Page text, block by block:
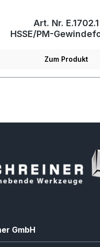
Art. Nr. E.1702.1
HSSE/PM-
Zum Produkt
GmbH